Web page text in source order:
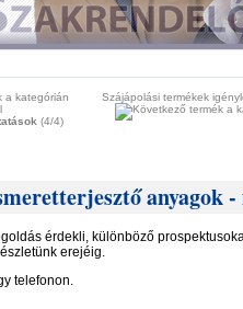
Szájápolási termékek
(4/4)
anyagok -
érdekli, különböző
erejéig.
telefonon.